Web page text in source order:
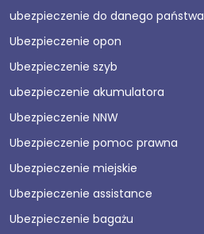
ubezpieczenie do danego państwa
Ubezpieczenie opon
Ubezpieczenie szyb
ubezpieczenie akumulatora
Ubezpieczenie NNW
Ubezpieczenie pomoc prawna
Ubezpieczenie miejskie
Ubezpieczenie assistance
Ubezpieczenie bagażu